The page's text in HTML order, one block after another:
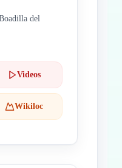
del
Videos
Wikiloc